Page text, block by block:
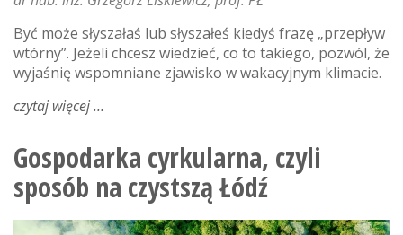
Być może słyszałaś lub słyszałeś kiedyś frazę „przepływ
wtórny”. Jeżeli chcesz wiedzieć, co to takiego, pozwól, że
wyjaśnię wspomniane zjawisko w wakacyjnym klimacie.
czytaj więcejo
wtórny”
–
nauka
mechaniki
płynów
Gospodarka cyrkularna, czyli
sposób na czystszą Łódź